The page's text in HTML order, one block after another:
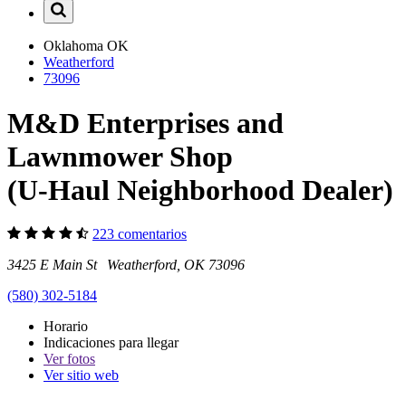
Oklahoma OK
Weatherford
73096
M&D Enterprises and
Lawnmower Shop
(U-Haul Neighborhood Dealer)
223 comentarios
3425 E Main St Weatherford, OK 73096
(580) 302-5184
Horario
Indicaciones para llegar
Verfotos
Ver sitio web